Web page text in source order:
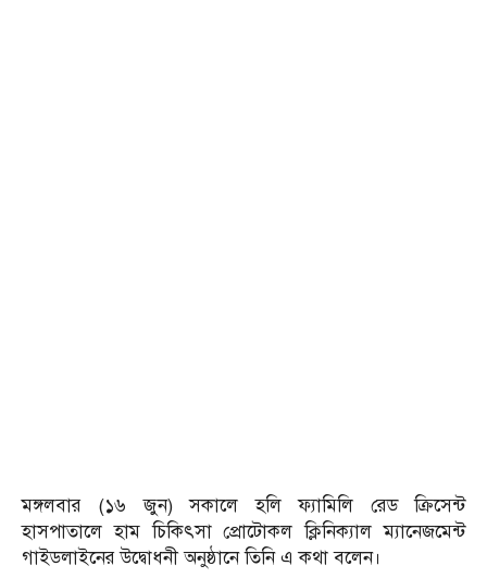
মঙ্গলবার (১৬ জুন) সকালে হলি ফ্যামিলি রেড ক্রিসেন্ট
হাসপাতালে হাম চিকিৎসা প্রোটোকল ক্লিনিক্যাল ম্যানেজমেন্ট
গাইডলাইনের উদ্বোধনী অনুষ্ঠানে তিনি এ কথা বলেন।